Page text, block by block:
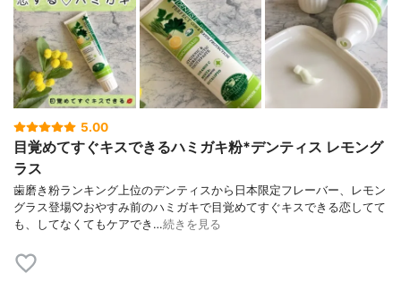
5.00
目覚めてすぐキスできるハミガキ粉*デンティス レモング
ラス
歯磨き粉ランキング上位のデンティスから日本限定フレーバー、レモン
グラス登場♡おやすみ前のハミガキで目覚めてすぐキスできる恋してて
も、してなくてもケアでき…続きを見る